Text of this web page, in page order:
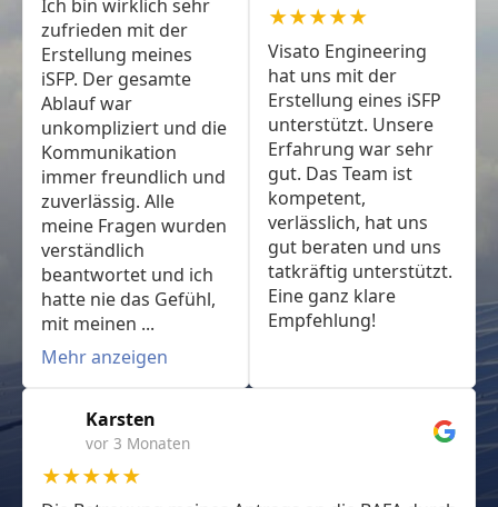
Ich bin wirklich sehr
zufrieden mit der
Erstellung meines
iSFP. Der gesamte
Ablauf war
unkompliziert und die
Kommunikation
immer freundlich und
zuverlässig. Alle
meine Fragen wurden
verständlich
beantwortet und ich
hatte nie das Gefühl,
mit meinen ...
Mehr anzeigen
★★★★★
Visato Engineering
hat uns mit der
Erstellung eines iSFP
unterstützt. Unsere
Erfahrung war sehr
gut. Das Team ist
kompetent,
verlässlich, hat uns
gut beraten und uns
tatkräftig unterstützt.
Eine ganz klare
Empfehlung!
Karsten
vor 3 Monaten
★★★★★